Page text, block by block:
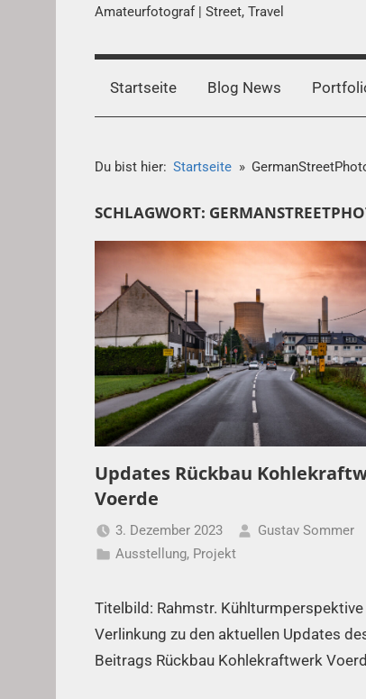
Amateurfotograf | Street, Travel
Startseite Blog News
Du bist hier: Startseite
SCHLAGWORT:
Updates Rückbau
Voerde
3. Dezember 2023
Gustav Sommer
Ausstellung, Projekt
Titelbild: Rahmstr. Kühlturmperspektive
Verlinkung zu den aktuellen Updates
Beitrags Rückbau Kohlekraftwerk